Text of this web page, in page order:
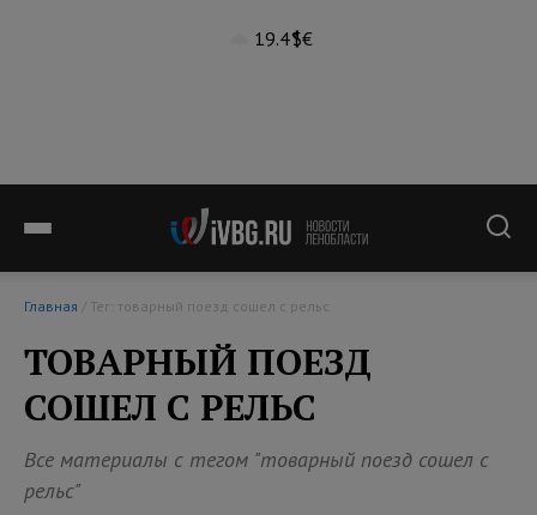
19.4°$€
Главная / Тег: товарный поезд сошел с рельс
ТОВАРНЫЙ ПОЕЗД
СОШЕЛ С РЕЛЬС
Все материалы с тегом "товарный поезд сошел с
рельс"